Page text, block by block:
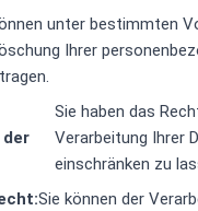
unter bestimmten
Ihrer
der
Sie haben das
Verarbeitung Ihrer
einschränken zu
Sie können der